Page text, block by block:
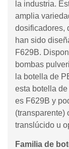
la industria.
amplia
dosificadores,
han sido
F629B.
bombas
la botella de
esta botella
es F629B y
(transparente)
translúcido u
Familia de